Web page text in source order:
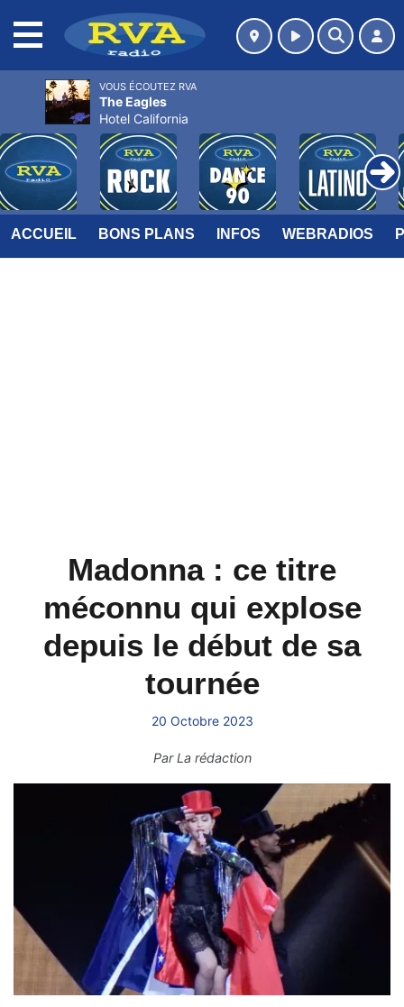
ACCUEIL BONS PLANS INFOS WEBRADIOS
Madonna : ce titre
méconnu qui explose
depuis le début de sa
tournée
20 Octobre 2023
ParLa rédaction
VOUS ÉCOUTEZ RVA
The Eagles
Hotel California